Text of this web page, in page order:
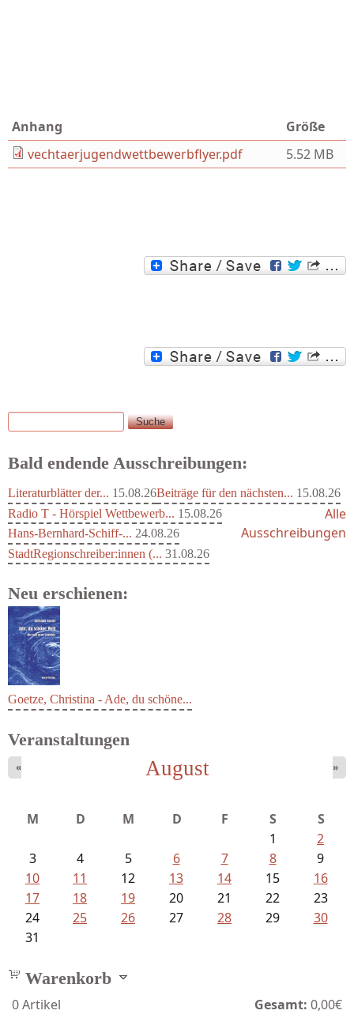
Anhang
Größe
vechtaerjugendwettbewerbflyer.pdf
5.52 MB
Suchformular
Suche
Bald endende Ausschreibungen:
Literaturblätter der... 15.08.26Beiträge für den nächsten... 15.08.26
Radio T - Hörspiel Wettbewerb... 15.08.26
Hans-Bernhard-Schiff-... 24.08.26
StadtRegionschreiber:innen (... 31.08.26
Alle
Ausschreibungen
Neu erschienen:
Goetze, Christina - Ade, du schöne...
Veranstaltungen
August
« »
M D M D F S
S
1
2
3
4 5 6 7 8
9
10
11 12 13 14 15
16
17
18 19 20 21 22
23
24
25 26 27 28 29
30
31
Warenkorb
0Artikel Gesamt: 0,00€